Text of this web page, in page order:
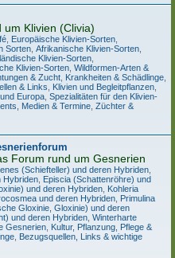
um Klivien (Clivia)
Europäische Klivien-Sorten
Sorten Afrikanische Klivien-Sorten
Klivien-Sorten
Klivien-Sorten Wildformen-Arten &
& Zucht Krankheiten & Schädlinge
& Links Klivien und Begleitpflanzen
Europa Spezialitäten für den Klivien-
Medien & Termine Züchter &
Forum rund um Gesnerien
(Schiefteller) und deren Hybriden
Hybriden Episcia (Schattenröhre) und
und deren Hybriden Kohleria
und deren Hybriden Primulina
Gloxinie, Gloxinie) und deren
und deren Hybriden Winterharte
Gesnerien Kultur, Pflanzung, Pflege &
Bezugsquellen, Links & wichtige